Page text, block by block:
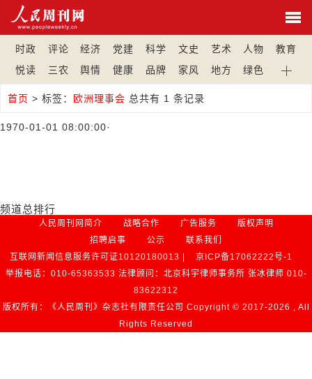
时政 评论 经济 党建 科学 文史 艺术 人物
教育
悦读
三农 舆情 健康 品牌 家风 地方 绿色
首页 > 标签： 欧洲理事会 总共有 1 条记录
1970-01-01 08:00:00·
频道总排行
人民周刊网简介 战略合作 广告服务
版权声明
招聘启事
公示
联系我们
互联网新闻信息服务许可证10120180013 |
京ICP备17062222号-1
举报电话：010-65363533 法律顾问：北京科宇律师事务所 张冰律师 010-
83622312
版权所有：《人民周刊》杂志社有限责任公司 Copyright © 2017-2026 , All
Rights Reserved